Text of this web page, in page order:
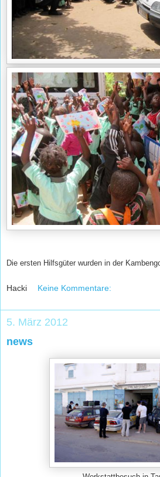
Die ersten Hilfsgüter wurden in der
Hacki Keine Kommentare:
5. März 2012
news